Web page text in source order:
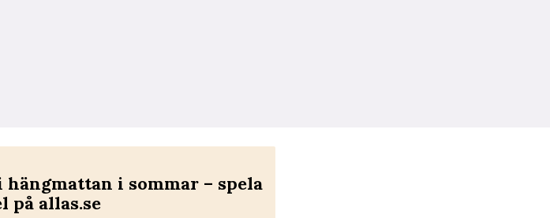
i sommar – spela
på allas.se